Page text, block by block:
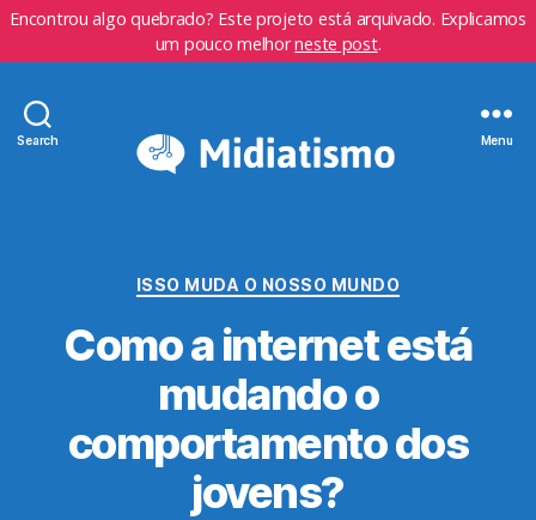
Encontrou algo quebrado? Este projeto está arquivado. Explicamos
um pouco melhorneste post.
Search Menu
Categorias
ISSO MUDA O NOSSO MUNDO
Como a internet está
mudando o
comportamento dos
jovens?